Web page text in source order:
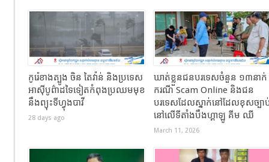
កូរ៉េខាងត្បូង ចិន តៃវ៉ាន់ និងប្រទេស
អាស៊ីបូព៌ាដទៃទៀតកំពុងប្រឈមមុខ
នឹងព្យុះទីហ្វុងបាវី
28 days ago
ឃាត់ខ្លួនជនបរទេសចំនួន ១៣នាក់
ករណី Scam Online និងជន
បរទេសដែលស្នាក់នៅដែលខុសច្បា
នៅលើទីតាំងបឹងហ្គាឡូ គីម ឈី
March 11, 2026